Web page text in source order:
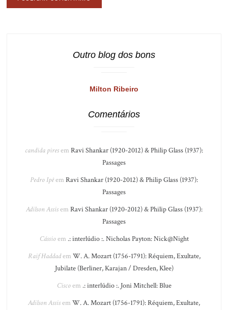
Outro blog dos bons
Milton Ribeiro
Comentários
candida piresem Ravi Shankar (1920-2012) & Philip Glass (1937):
Passages
Pedro Ipêem Ravi Shankar (1920-2012) & Philip Glass (1937):
Passages
Adilson Assisem Ravi Shankar (1920-2012) & Philip Glass (1937):
Passages
Cássioem .: interlúdio :. Nicholas Payton: Nick@Night
Raif Haddadem W. A. Mozart (1756-1791): Réquiem, Exultate,
Jubilate (Berliner, Karajan / Dresden, Klee)
Ciscoem .: interlúdio :. Joni Mitchell: Blue
Adilson Assisem W. A. Mozart (1756-1791): Réquiem, Exultate,